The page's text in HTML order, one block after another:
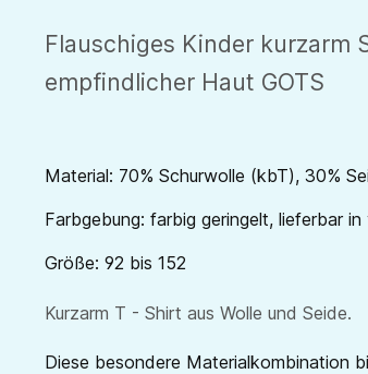
Flauschiges Kinder kurzarm
empfindlicher Haut GOTS
Material: 70% Schurwolle (kbT), 30%
Farbgebung: farbig geringelt, lieferbar in
Größe: 92 bis 152
Kurzarm T - Shirt aus Wolle und Seide.
Diese besondere Materialkombination